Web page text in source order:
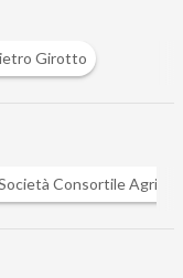
Girotto
Consortile Agricola